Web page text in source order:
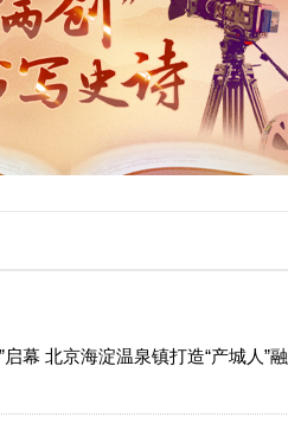
启幕 北京海淀温泉镇打造“产城人”